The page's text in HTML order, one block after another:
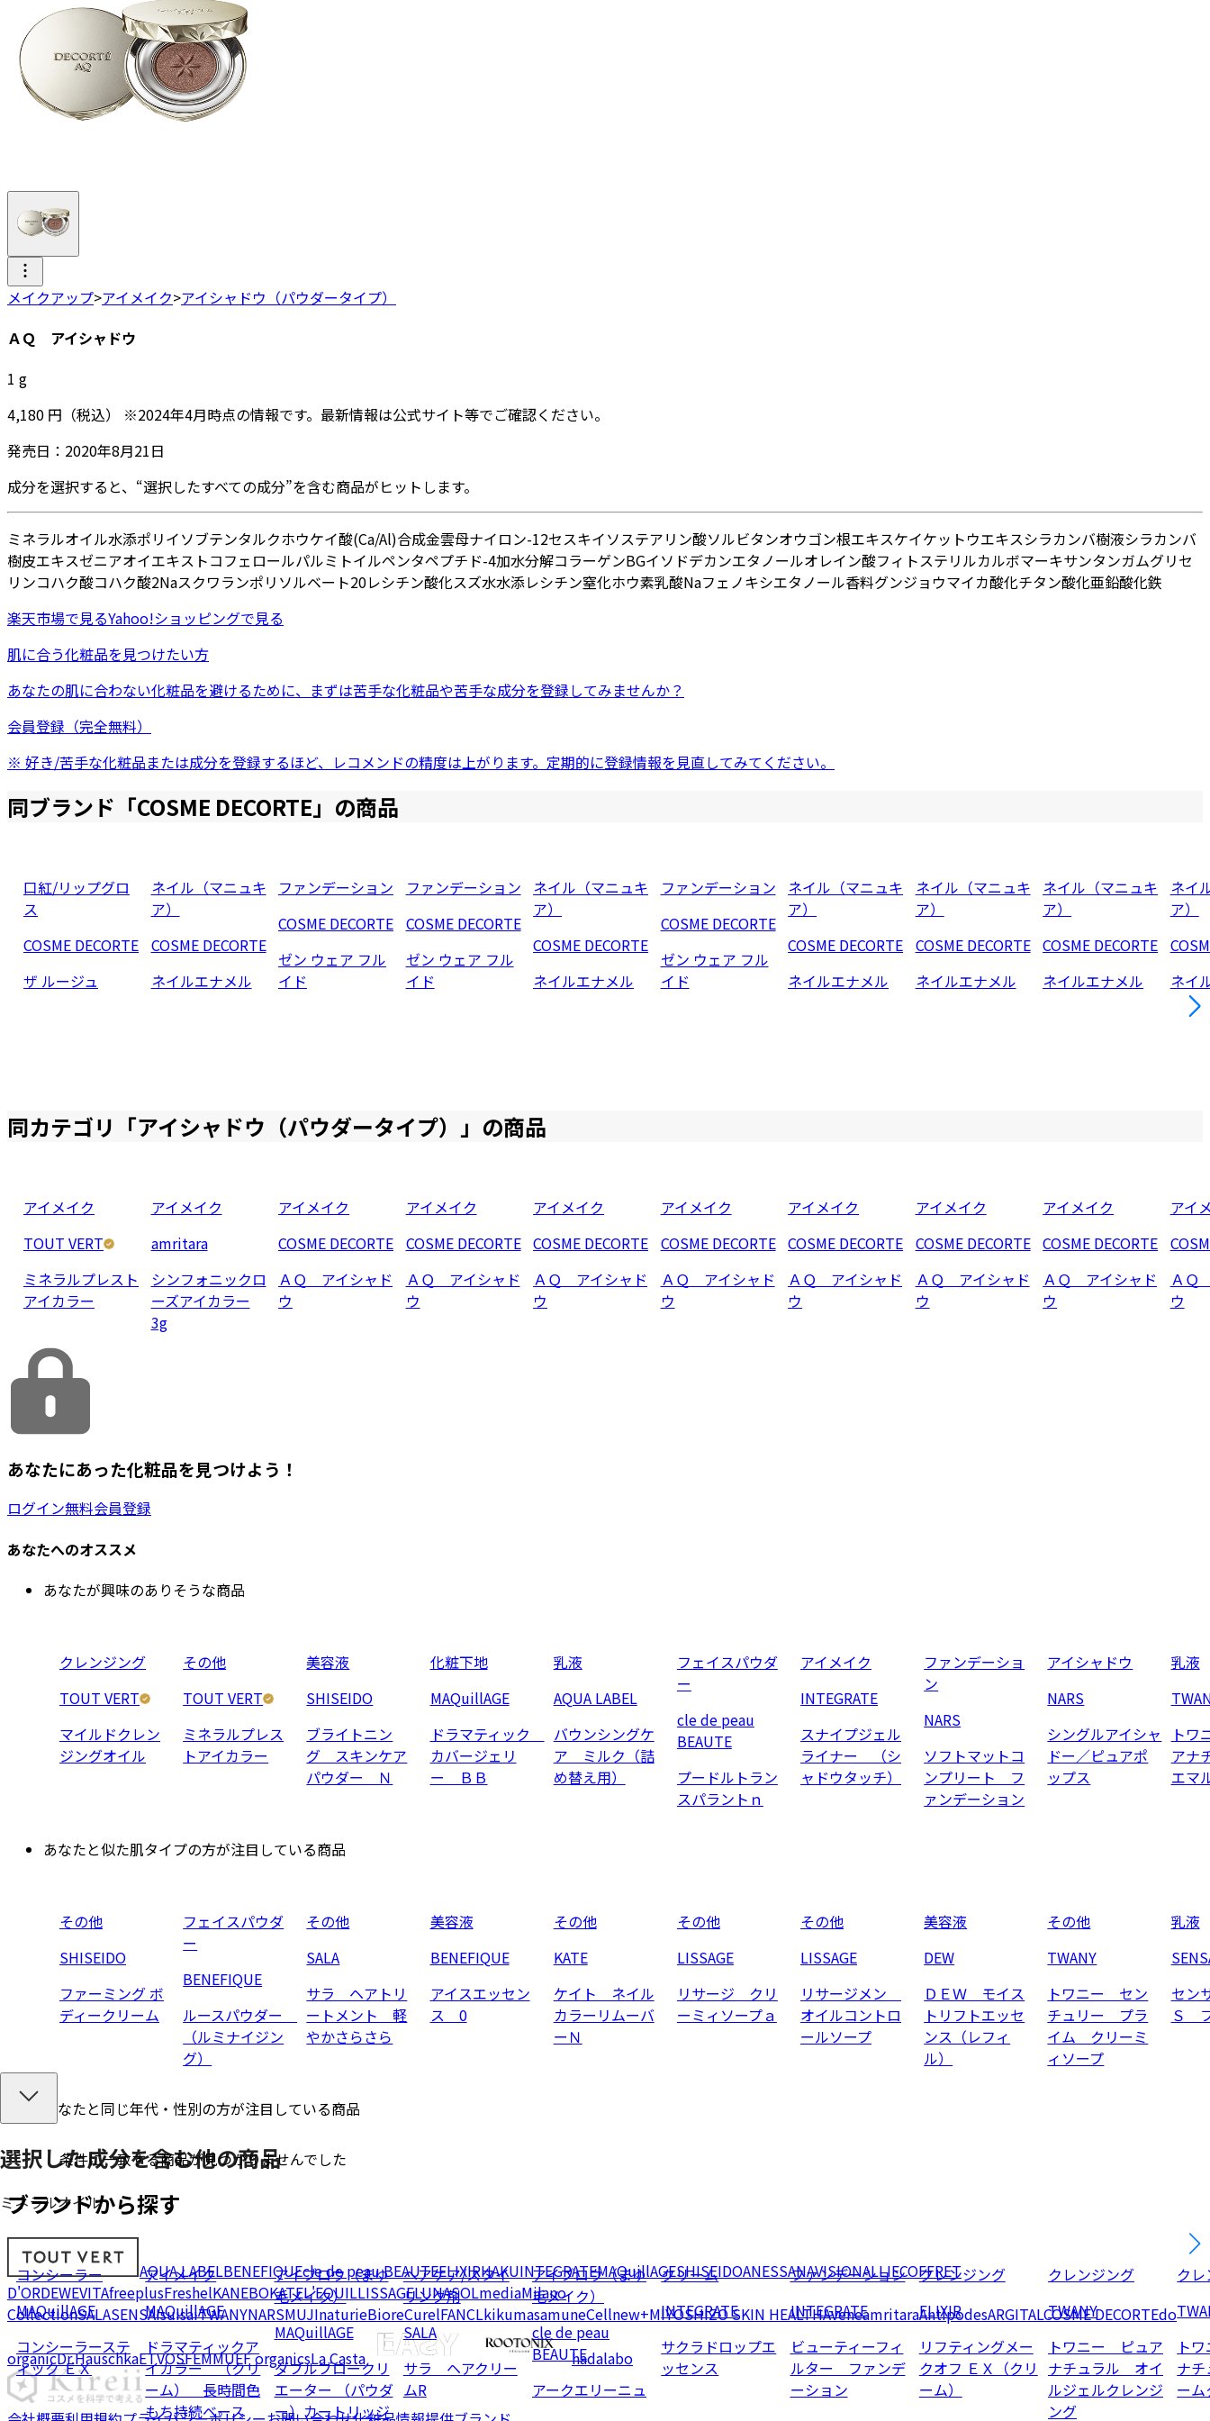
メイクアップ>アイメイク>アイシャドウ（パウダータイプ）
ＡＱ アイシャドウ
1 g
4,180 円 （税込） ※2024年4月時点の情報です。最新情報は公式サイト等でご確認ください。
発売日： 2020年8月21日
成分を選択すると、“選択したすべての成分”を含む商品がヒットします。
ミネラルオイル水添ポリイソブテンタルクホウケイ酸(Ca/Al)合成金雲母ナイロン-12セスキイソステアリン酸ソルビタンオウゴン根エキスケイケットウエキスシラカンバ樹液シラカンバ
樹皮エキスゼニアオイエキス トコフェロールパルミトイルペンタペプチド-4加水分解コラーゲンBGイソドデカンエタノールオレイン酸フィトステリルカルボマーキサンタンガムグリセ
リンコハク酸コハク酸2Naスクワランポリソルベート20レシチン酸化スズ水水添レシチン窒化ホウ素乳酸Naフェノキシエタノール香料グンジョウマイカ酸化チタン酸化亜鉛酸化鉄
楽天市場で見るYahoo!ショッピングで見る
肌に合う化粧品を見つけたい方
あなたの肌に合わない化粧品を避けるために、まずは苦手な化粧品や苦手な成分を登録してみませんか？
会員登録（完全無料）
※ 好き/苦手な化粧品または成分を登録するほど、レコメンドの精度は上がります。定期的に登録情報を見直してみてください。
同ブランド「COSME DECORTE」の商品
口紅/リップグロ
ス
COSME DECORTE
ザ ルージュ
ネイル（マニュキ
ア）
COSME DECORTE
ネイルエナメル
ファンデーション
COSME DECORTE
ゼン ウェア フル
イド
ファンデーション
COSME DECORTE
ゼン ウェア フル
イド
ネイル（マニュキ
ア）
COSME DECORTE
ネイルエナメル
ファンデーション
COSME DECORTE
ゼン ウェア フル
イド
ネイル（マニュキ
ア）
COSME DECORTE
ネイルエナメル
ネイル（マニュキ
ア）
COSME DECORTE
ネイルエナメル
ネイル（マニュキ
ア）
COSME DECORTE
ネイルエナメル
ネイ
ア）
ネイ
同カテゴリ「アイシャドウ（パウダータイプ） 」の商品
アイメイク
TOUT VERT
ミネラルプレスト
アイカラー
アイメイク
amritara
シンフォニックロ
ーズアイカラー
3g
アイメイク
COSME DECORTE
ＡＱ アイシャド
ウ
アイメイク
COSME DECORTE
ＡＱ アイシャド
ウ
アイメイク
COSME DECORTE
ＡＱ アイシャド
ウ
アイメイク
COSME DECORTE
ＡＱ アイシャド
ウ
アイメイク
COSME DECORTE
ＡＱ アイシャド
ウ
アイメイク
COSME DECORTE
ＡＱ アイシャド
ウ
アイメイク
COSME DECORTE
ＡＱ アイシャド
ウ
アイ
ＡＱ
ウ
選択した成分を含む他の商品
ミネラルオイル
コンシーラー
MAQuillAGE
コンシーラーステ
ィック ＥＸ
アイメイク
MAQuillAGE
ドラマティックア
イカラー （クリ
ーム） 長時間色
もち持続ベース
アイブロウ（まゆ
毛メイク）
MAQuillAGE
ダブルブロークリ
エーター （パウダ
ー）カートリッジ
ヘアケア/スタイ
リング剤
SALA
サラ ヘアクリー
ムR
アイブロウ（まゆ
毛メイク）
cle de peau
BEAUTE
アークエリーニュ
クリーム
INTEGRATE
サクラドロップエ
ッセンス
ファンデーション
INTEGRATE
ビューティーフィ
ルター ファンデ
ーション
クレンジング
ELIXIR
リフティングメー
クオフ ＥＸ（クリ
ーム）
クレンジング
TWANY
トワニー ピュア
ナチュラル オイ
ルジェルクレンジ
ング
ク
ト
ナ
ー
あなたにあった化粧品を見つけよう！
ログイン無料会員登録
あなたへのオススメ
あなたが興味のありそうな商品
クレンジング
TOUT VERT
マイルドクレン
ジングオイル
その他
TOUT VERT
ミネラルプレス
トアイカラー
美容液
SHISEIDO
ブライトニン
グ スキンケア
パウダー Ｎ
化粧下地
MAQuillAGE
ドラマティック
カバージェリ
ー ＢＢ
乳液
AQUA LABEL
バウンシングケ
ア ミルク（詰
め替え用）
フェイスパウダ
ー
cle de peau
BEAUTE
プードルトラン
スパラントｎ
アイメイク
INTEGRATE
スナイプジェル
ライナー （シ
ャドウタッチ）
ファンデーショ
ン
NARS
ソフトマットコ
ンプリート フ
ァンデーション
アイシャドウ
NARS
シングルアイシャ
ドー／ピュアポ
ップス
乳液
ト
アナ
エマ
あなたと似た肌タイプの方が注目している商品
その他
SHISEIDO
ファーミング ボ
ディークリーム
フェイスパウダ
ー
BENEFIQUE
ルースパウダー
（ルミナイジン
グ）
その他
SALA
サラ ヘアトリ
ートメント 軽
やかさらさら
美容液
BENEFIQUE
アイスエッセン
ス 0
その他
KATE
ケイト ネイル
カラーリムーバ
ーＮ
その他
LISSAGE
リサージ クリ
ーミィソープａ
その他
LISSAGE
リサージメン
オイルコントロ
ールソープ
美容液
DEW
ＤＥＷ モイス
トリフトエッセ
ンス（レフィ
ル）
その他
TWANY
トワニー セン
チュリー プラ
イム クリーミ
ィソープ
乳液
セン
Ｓ
あなたと同じ年代・性別の方が注目している商品
条件に一致する商品が見つかりませんでした
ブランドから探す
AQUA LABELBENEFIQUEcle de peau BEAUTEELIXIRHAKUINTEGRATEMAQuillAGESHISEIDOANESSANAVISIONALLIECOFFRET
D'ORDEWEVITAfreeplusFreshelKANEBOKATEL'EQUILLISSAGELUNASOLmediaMilano
CollectionSALASENSAIsuisaiTWANYNARSMUJInaturieBioreCurelFANCLkikumasamuneCellnew+MIYOSHIZO SKIN HEALTHAveneamritaraAntipodesARGITALCOSME DECORTEdo
organicDr.HauschkaETVOSFEMMUEF organicsLa Casta hadalabo